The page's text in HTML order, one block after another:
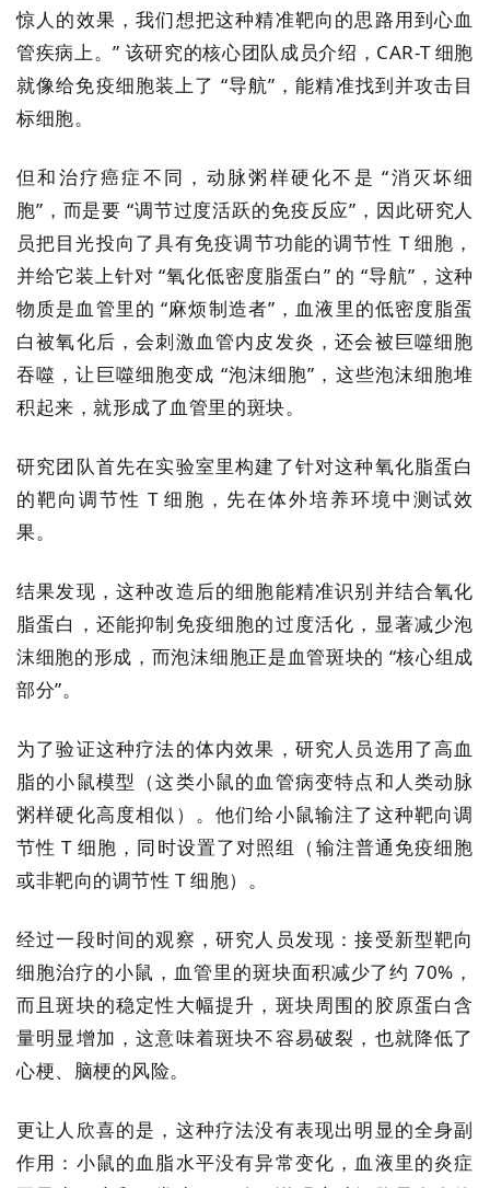
页
业
资
惊人的效果，我们想把这种精准靶向的思路用到心血
管疾病上。” 该研究的核心团队成员介绍，CAR-T 细胞
就像给免疫细胞装上了 “导航”，能精准找到并攻击目
标细胞。
但和治疗癌症不同，动脉粥样硬化不是 “消灭坏细
胞”，而是要 “调节过度活跃的免疫反应”，因此研究人
员把目光投向了具有免疫调节功能的调节性 T 细胞，
并给它装上针对 “氧化低密度脂蛋白” 的 “导航”，这种
物质是血管里的 “麻烦制造者”，血液里的低密度脂蛋
白被氧化后，会刺激血管内皮发炎，还会被巨噬细胞
吞噬，让巨噬细胞变成 “泡沫细胞”，这些泡沫细胞堆
积起来，就形成了血管里的斑块。
研究团队首先在实验室里构建了针对这种氧化脂蛋白
的靶向调节性 T 细胞，先在体外培养环境中测试效
果。
结果发现，这种改造后的细胞能精准识别并结合氧化
脂蛋白，还能抑制免疫细胞的过度活化，显著减少泡
沫细胞的形成，而泡沫细胞正是血管斑块的 “核心组成
部分”。
为了验证这种疗法的体内效果，研究人员选用了高血
脂的小鼠模型（这类小鼠的血管病变特点和人类动脉
粥样硬化高度相似）。他们给小鼠输注了这种靶向调
节性 T 细胞，同时设置了对照组（输注普通免疫细胞
或非靶向的调节性 T 细胞）。
经过一段时间的观察，研究人员发现：接受新型靶向
细胞治疗的小鼠，血管里的斑块面积减少了约 70%，
而且斑块的稳定性大幅提升，斑块周围的胶原蛋白含
量明显增加，这意味着斑块不容易破裂，也就降低了
心梗、脑梗的风险。
更让人欣喜的是，这种疗法没有表现出明显的全身副
作用：小鼠的血脂水平没有异常变化，血液里的炎症